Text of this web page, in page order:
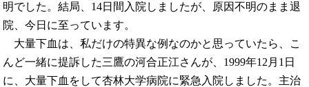
明でした。結局、14日間入院しましたが、原因不明のまま退
院、今日に至っています。
大量下血は、私だけの特異な例なのかと思っていたら、こ
んど一緒に提訴した三鷹の河合正江さんが、1999年12月1日
に、大量下血をして杏林大学病院に緊急入院しました。主治